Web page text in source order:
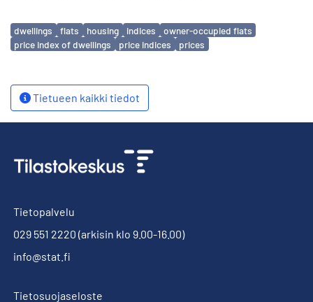
Avainsanat
dwellings flats housing indices
owner-occupied flats
price index of dwellings
price indices prices
Tietueen kaikki tiedot
Tietopalvelu
029 551 2220 (arkisin klo 9.00-16.00)
info@stat.fi
Tietosuojaseloste